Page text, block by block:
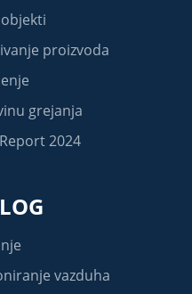
proizvoda
grejanja
2024
vazduha